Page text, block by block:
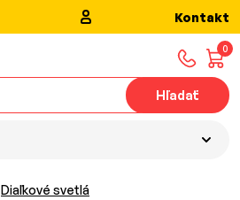
Kontakt
0
Hľadať
Diaľkové svetlá